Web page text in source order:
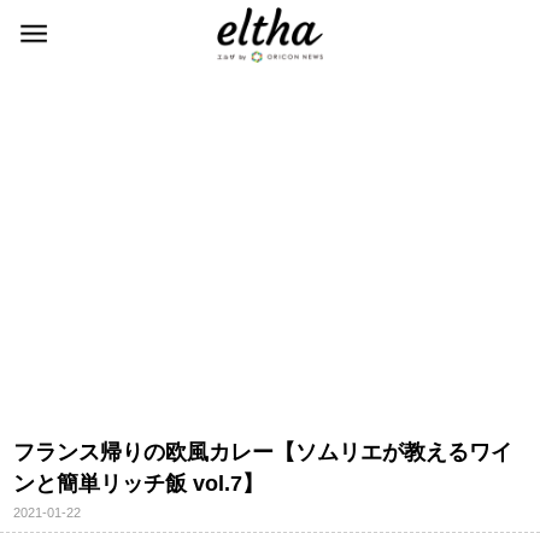
フランス帰りの欧風カレー【ソムリエが教えるワイ
ンと簡単リッチ飯 vol.7】
2021-01-22